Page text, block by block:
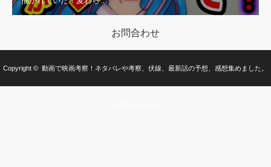
お問合わせ
Copyright © 動画で映画考察！ネタバレや考察、伏線、最新話の予想、感想集めました。